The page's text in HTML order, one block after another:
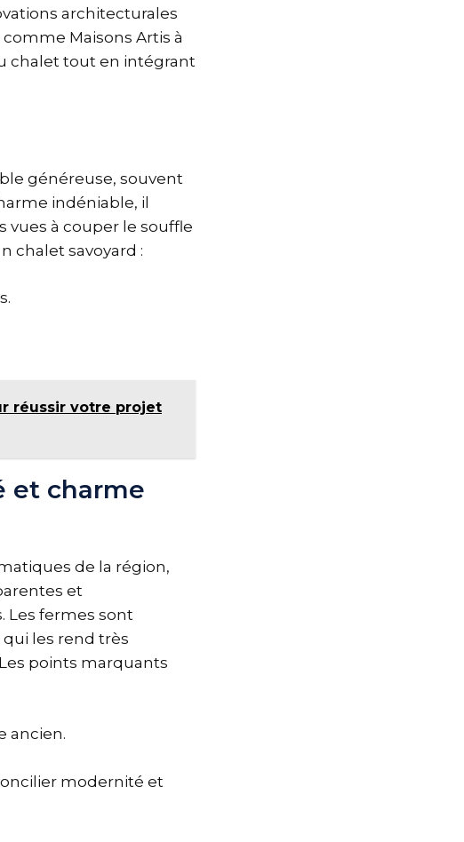
architecturales
Maisons Artis à
chalet tout en intégrant
généreuse, souvent
indéniable, il
vues à couper le souffle
chalet savoyard :
réussir votre projet
et charme
de la région,
et
Les fermes sont
les rend très
points marquants
ancien.
modernité et